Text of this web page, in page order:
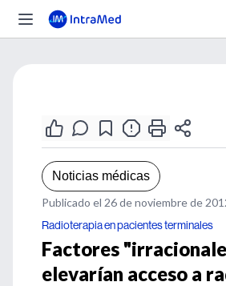
Noticias médicas
Publicado el 26 de noviembre de
Radioterapia en pacientes terminales
Factores
elevarían acceso a